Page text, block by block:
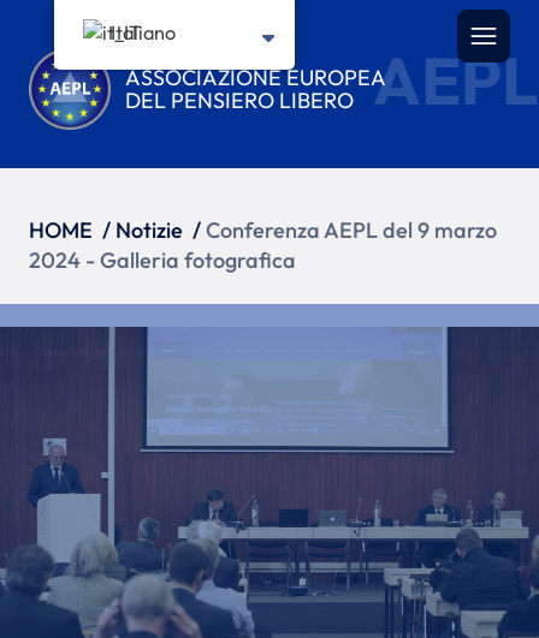
ASSOCIAZIONE EUROPEA
DEL PENSIERO LIBERO
AEPL
HOME / Notizie /Conferenza AEPL del 9 marzo
2024 - Galleria fotografica
Italiano